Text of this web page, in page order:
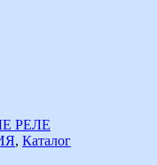
РЕЛЕ
, Каталог